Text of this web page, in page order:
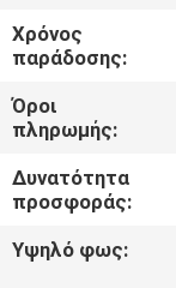
ΜΕ
ΖΗΤΉΣΤΕ
ΈΝΑ
Χρόνος
παράδοσης:
Όροι
πληρωμής:
Δυνατότητα
προσφοράς:
Υψηλό φως: